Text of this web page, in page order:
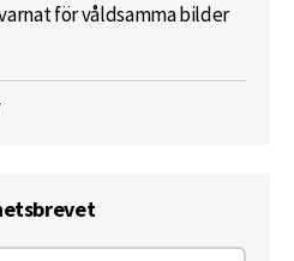
för våldsamma bilder